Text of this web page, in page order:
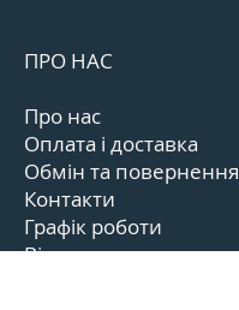
ПРО НАС
Про нас
Оплата і доставка
Обмін та повернення
Контакти
Графік роботи
Відгуки